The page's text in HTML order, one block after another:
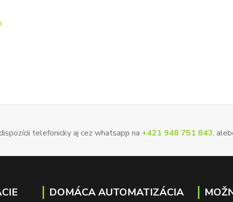
telefonicky aj cez whatsapp na +421 948 751 843,
DOMÁCA AUTOMATIZÁCIA